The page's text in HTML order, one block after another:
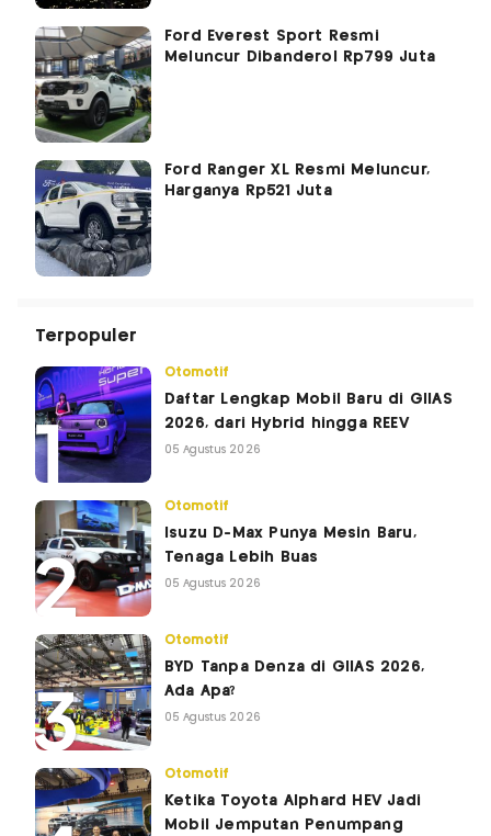
Ford Everest Sport Resmi
Meluncur Dibanderol Rp799 Juta
Ford Ranger XL Resmi Meluncur,
Harganya Rp521 Juta
Terpopuler
Otomotif
Daftar Lengkap Mobil Baru di GIIAS
2026, dari Hybrid hingga REEV
05 Agustus 2026
Otomotif
Isuzu D-Max Punya Mesin Baru,
Tenaga Lebih Buas
05 Agustus 2026
Otomotif
BYD Tanpa Denza di GIIAS 2026,
Ada Apa?
05 Agustus 2026
Otomotif
Ketika Toyota Alphard HEV Jadi
Mobil Jemputan Penumpang